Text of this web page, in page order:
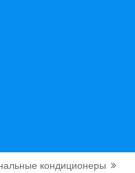
кондиционеры